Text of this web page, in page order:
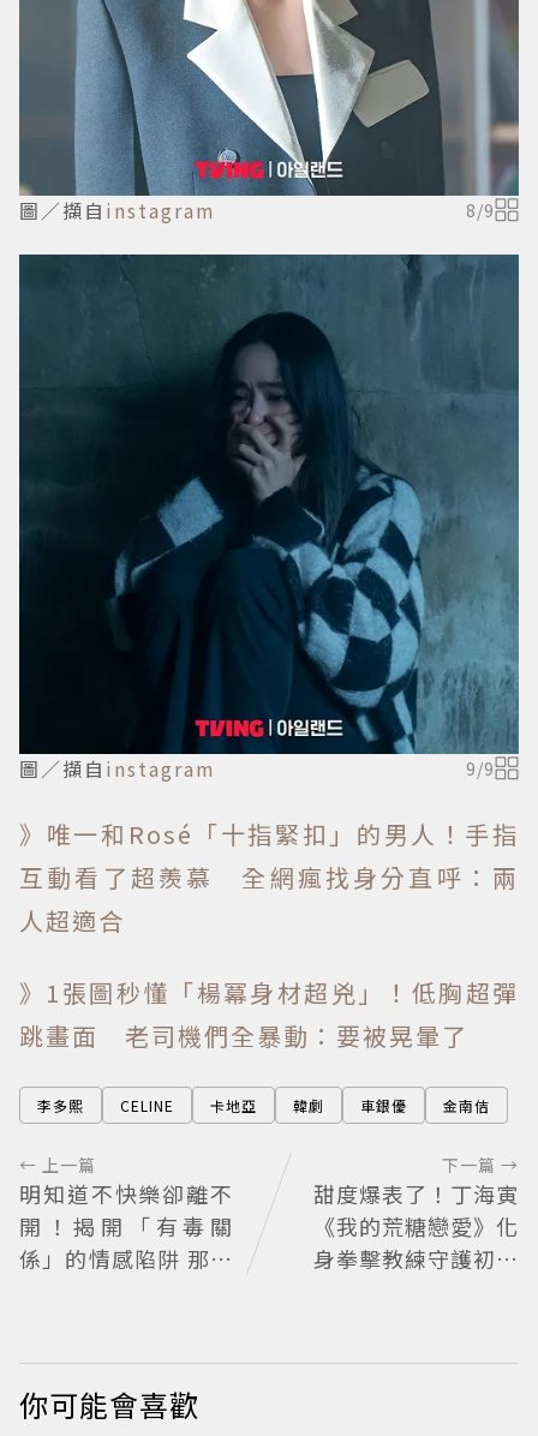
圖／擷自 instagram 8/9
圖／擷自 instagram 9/9
》唯一和Rosé「十指緊扣」的男人！手指
互動看了超羨慕 全網瘋找身分直呼：兩
人超適合
》1張圖秒懂「楊冪身材超兇」！低胸超彈
跳畫面 老司機們全暴動：要被晃暈了
李多熙 CELINE 卡地亞 韓劇 車銀優 金南佶
← 上一篇
明知道不快樂卻離不
開！揭開「有毒關
係」的情感陷阱 那些
戒？
下一篇 →
甜度爆表了！丁海寅
《我的荒糖戀愛》化
身拳擊教練守護初戀
你可能會喜歡